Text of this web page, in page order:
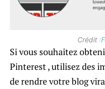
Crédit :
Si vous souhaitez
Pinterest , utilisez des
de rendre votre blog